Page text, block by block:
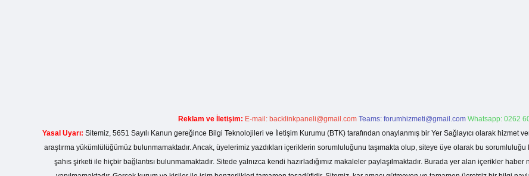
Reklam ve İletişim: E-mail: backlinkpaneli@gmail.com Teams: forumhizmeti@gmail.com Whatsapp: 0262
Yasal Uyarı: Sitemiz, 5651 Sayılı Kanun gereğince Bilgi Teknolojileri ve İletişim Kurumu (BTK) tarafından onaylanmış bir Yer Sağlayıcı olarak
araştırma yükümlülüğümüz bulunmamaktadır. Ancak, üyelerimiz yazdıkları içeriklerin sorumluluğunu taşımakta olup, siteye üye olarak bu
şahıs şirketi ile hiçbir bağlantısı bulunmamaktadır. Sitede yalnızca kendi hazırladığımız makaleler paylaşılmaktadır. Burada yer alan içerikler